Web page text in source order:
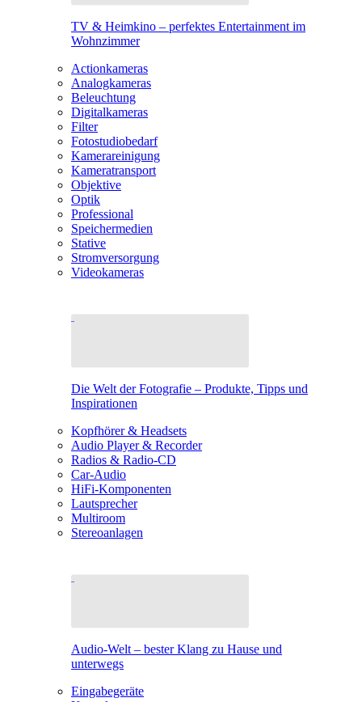
TV & Heimkino – perfektes Entertainment im
Wohnzimmer
Actionkameras
Analogkameras
Beleuchtung
Digitalkameras
Filter
Fotostudiobedarf
Kamerareinigung
Kameratransport
Objektive
Optik
Professional
Speichermedien
Stative
Stromversorgung
Videokameras
Die Welt der Fotografie – Produkte, Tipps und
Inspirationen
Kopfhörer & Headsets
Audio Player & Recorder
Radios & Radio-CD
Car-Audio
HiFi-Komponenten
Lautsprecher
Multiroom
Stereoanlagen
Audio-Welt – bester Klang zu Hause und
unterwegs
Eingabegeräte